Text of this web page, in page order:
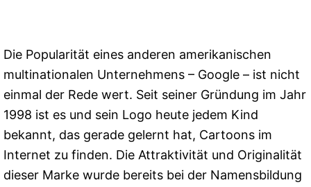
Die Popularität eines anderen amerikanischen
multinationalen Unternehmens – Google – ist nicht
einmal der Rede wert. Seit seiner Gründung im Jahr
1998 ist es und sein Logo heute jedem Kind
bekannt, das gerade gelernt hat, Cartoons im
Internet zu finden. Die Attraktivität und Originalität
dieser Marke wurde bereits bei der Namensbildung